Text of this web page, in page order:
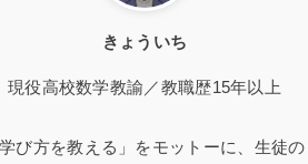
きょういち
現役高校数学教諭／教職歴15年以上
学び方を教える」をモットーに、生徒の